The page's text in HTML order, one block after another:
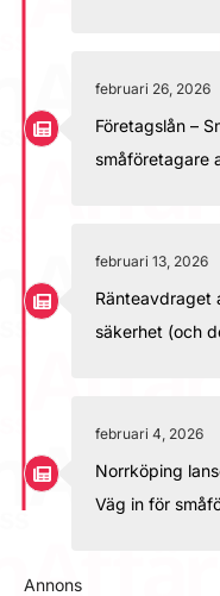
februari 26, 2026
Företagslån –
småföretagare
februari 13, 2026
Ränteavdraget
säkerhet (och
februari 4, 2026
Norrköping
Väg in för
Annons